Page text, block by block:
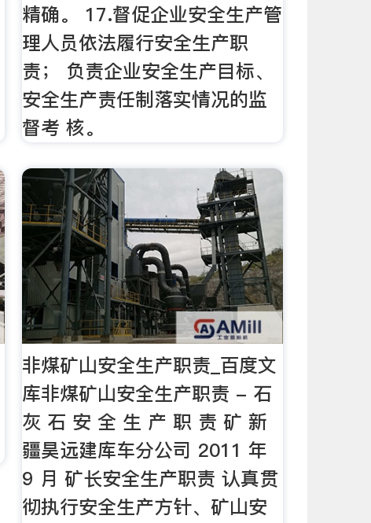
精确。 17.督促企业安全生产管
理人员依法履行安全生产职
责； 负责企业安全生产目标、
安全生产责任制落实情况的监
督考 核。
非煤矿山安全生产职责_百度文
库非煤矿山安全生产职责 - 石
灰 石 安 全 生 产 职 责 矿 新
疆昊远建库车分公司 2011 年
9 月 矿长安全生产职责 认真贯
彻执行安全生产方针、矿山安